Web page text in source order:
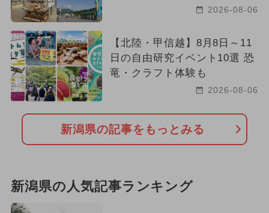
2026-08-06
【北陸・甲信越】8月8日～11
日の自由研究イベント10選 恐
竜・クラフト体験も
2026-08-06
新潟県の記事をもっとみる
新潟県の人気記事ランキング